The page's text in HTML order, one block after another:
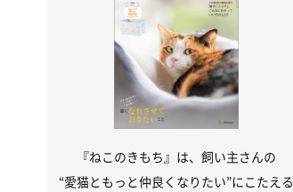
『ねこのきもち』は、飼い主さんの
“愛猫ともっと仲良くなりたい”にこたえる